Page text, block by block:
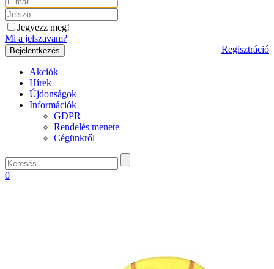
Jegyezz meg!
Mi a jelszavam?
Regisztráció
Akciók
Hírek
Újdonságok
Információk
GDPR
Rendelés menete
Cégünkről
0